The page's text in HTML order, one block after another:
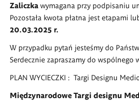
Zaliczka wymagana przy podpisaniu
Pozostała kwota płatna jest etapami
20.03.2025 r.
W przypadku pytań jesteśmy do
Serdecznie zapraszamy do wspólnego
PLAN WYCIECZKI : Targi Designu
Międzynarodowe Targi designu